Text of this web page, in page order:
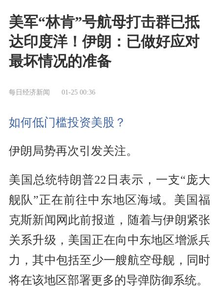
美军“林肯”号航母打击群已抵
达印度洋！伊朗：已做好应对
最坏情况的准备
每日经济新闻 01-25 00:36
如何低门槛投资美股？
伊朗局势再次引发关注。
美国总统特朗普22日表示，一支“庞大
舰队”正在前往中东地区海域。美国福
克斯新闻网此前报道，随着与伊朗紧张
关系升级，美国正在向中东地区增派兵
力，其中包括至少一艘航空母舰，同时
将在该地区部署更多的导弹防御系统。